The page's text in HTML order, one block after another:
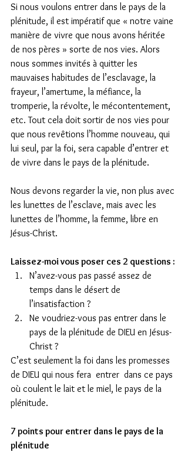
Si nous voulons entrer dans le pays de la
plénitude, il est impératif que « notre vaine
manière de vivre que nous avons héritée
de nos pères » sorte de nos vies. Alors
nous sommes invités à quitter les
mauvaises habitudes de l’esclavage, la
frayeur, l’amertume, la méfiance, la
tromperie, la révolte, le mécontentement,
etc. Tout cela doit sortir de nos vies pour
que nous revêtions l’homme nouveau, qui
lui seul, par la foi, sera capable d’entrer et
de vivre dans le pays de la plénitude.
Nous devons regarder la vie, non plus avec
les lunettes de l’esclave, mais avec les
lunettes de l’homme, la femme, libre en
Jésus-Christ.
Laissez-moi vous poser ces 2 questions :
N’avez-vous pas passé assez de
temps dans le désert de
l’insatisfaction ?
Ne voudriez-vous pas entrer dans le
pays de la plénitude de DIEU en Jésus-
Christ ?
C’est seulement la foi dans les promesses
de DIEU qui nous fera  entrer  dans ce pays
où coulent le lait et le miel, le pays de la
plénitude.
7 points pour entrer dans le pays de la
plénitude